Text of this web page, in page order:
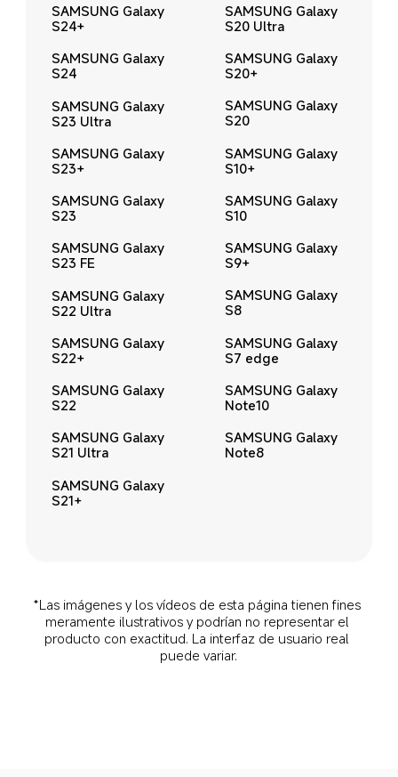
SAMSUNG Galaxy
S24+
SAMSUNG Galaxy
S24
SAMSUNG Galaxy
S23 Ultra
SAMSUNG Galaxy
S23+
SAMSUNG Galaxy
S23
SAMSUNG Galaxy
S23 FE
SAMSUNG Galaxy
S22 Ultra
SAMSUNG Galaxy
S22+
SAMSUNG Galaxy
S22
SAMSUNG Galaxy
S21 Ultra
SAMSUNG Galaxy
S21+
SAMSUNG Galaxy
S20 Ultra
SAMSUNG Galaxy
S20+
SAMSUNG Galaxy
S20
SAMSUNG Galaxy
S10+
SAMSUNG Galaxy
S10
SAMSUNG Galaxy
S9+
SAMSUNG Galaxy
S8
SAMSUNG Galaxy
S7 edge
SAMSUNG Galaxy
Note10
SAMSUNG Galaxy
Note8
*Las imágenes y los vídeos de esta página tienen fines
meramente ilustrativos y podrían no representar el
producto con exactitud. La interfaz de usuario real
puede variar.